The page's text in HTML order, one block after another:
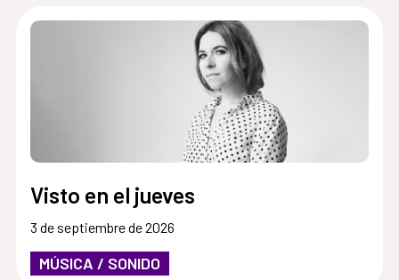
Visto en el jueves
3 de septiembre de 2026
MÚSICA / SONIDO